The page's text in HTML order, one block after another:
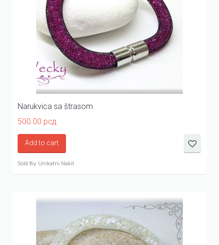
Narukvica sa štrasom
500.00 рсд
Add to cart
Sold By: Unikatni Nakit